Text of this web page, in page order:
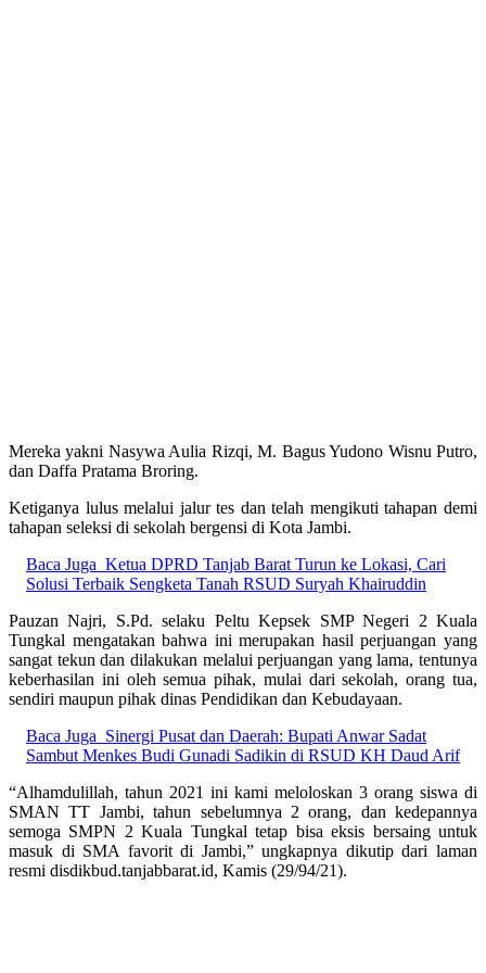
Mereka yakni Nasywa Aulia Rizqi, M. Bagus Yudono Wisnu Putro,
dan Daffa Pratama Broring.
Ketiganya lulus melalui jalur tes dan telah mengikuti tahapan demi
tahapan seleksi di sekolah bergensi di Kota Jambi.
Baca Juga Ketua DPRD Tanjab Barat Turun ke Lokasi, Cari
Solusi Terbaik Sengketa Tanah RSUD Suryah Khairuddin
Pauzan Najri, S.Pd. selaku Peltu Kepsek SMP Negeri 2 Kuala
Tungkal mengatakan bahwa ini merupakan hasil perjuangan yang
sangat tekun dan dilakukan melalui perjuangan yang lama, tentunya
keberhasilan ini oleh semua pihak, mulai dari sekolah, orang tua,
sendiri maupun pihak dinas Pendidikan dan Kebudayaan.
Baca Juga Sinergi Pusat dan Daerah: Bupati Anwar Sadat
Sambut Menkes Budi Gunadi Sadikin di RSUD KH Daud Arif
“Alhamdulillah, tahun 2021 ini kami meloloskan 3 orang siswa di
SMAN TT Jambi, tahun sebelumnya 2 orang, dan kedepannya
semoga SMPN 2 Kuala Tungkal tetap bisa eksis bersaing untuk
masuk di SMA favorit di Jambi,” ungkapnya dikutip dari laman
resmi disdikbud.tanjabbarat.id, Kamis (29/94/21).